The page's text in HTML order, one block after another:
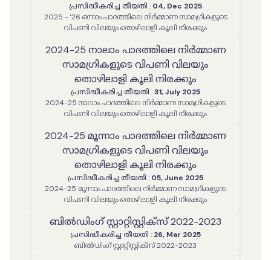
പ്രസിദ്ധീകരിച്ച തീയതി : 04, Dec 2025
2025 - '26 ഒന്നാം പാദത്തിലെ നിർമ്മാണ സാമഗ്രികളുടെ
വിപണി വിലയും തൊഴിലാളി കൂലി നിരക്കും
2024-25 നാലാം പാദത്തിലെ നിർമ്മാണ
സാമഗ്രികളുടെ വിപണി വിലയും
തൊഴിലാളി കൂലി നിരക്കും
പ്രസിദ്ധീകരിച്ച തീയതി :31, July 2025
2024-25 നാലാം പാദത്തിലെ നിർമ്മാണ സാമഗ്രികളുടെ
വിപണി വിലയും തൊഴിലാളി കൂലി നിരക്കും
2024-25 മൂന്നാം പാദത്തിലെ നിർമ്മാണ
സാമഗ്രികളുടെ വിപണി വിലയും
തൊഴിലാളി കൂലി നിരക്കും
പ്രസിദ്ധീകരിച്ച തീയതി : 05, June 2025
2024-25 മൂന്നാം പാദത്തിലെ നിർമ്മാണ സാമഗ്രികളുടെ
വിപണി വിലയും തൊഴിലാളി കൂലി നിരക്കും
ബില്‍ഡിംഗ് സ്റ്റാറ്റിസ്റ്റിക്സ് 2022-2023
പ്രസിദ്ധീകരിച്ച തീയതി : 26, Mar 2025
ബില്‍ഡിംഗ് സ്റ്റാറ്റിസ്റ്റിക്സ് 2022-2023